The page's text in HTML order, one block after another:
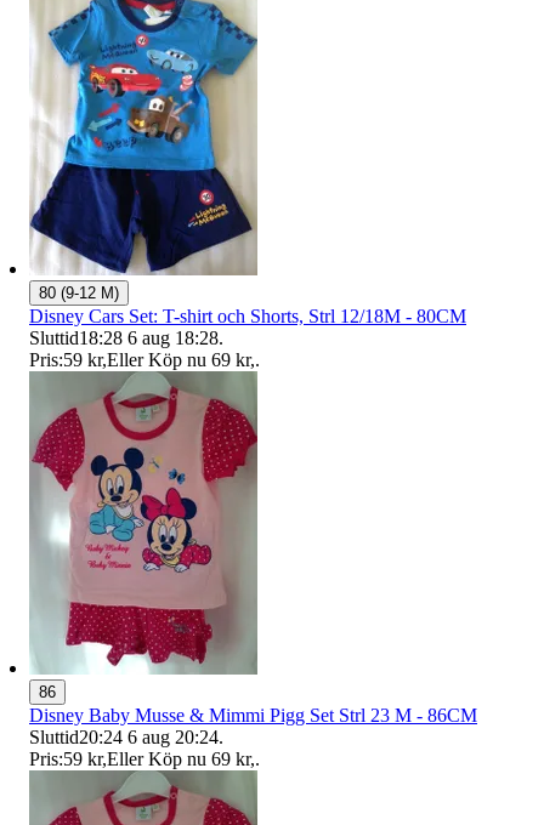
80 (9-12 M)
Disney Cars Set: T-shirt och Shorts, Strl 12/18M - 80CM
Sluttid18:28 6 aug 18:28.
Pris:59 kr,Eller Köp nu 69 kr,.
86
Disney Baby Musse & Mimmi Pigg Set Strl 23 M - 86CM
Sluttid20:24 6 aug 20:24.
Pris:59 kr,Eller Köp nu 69 kr,.